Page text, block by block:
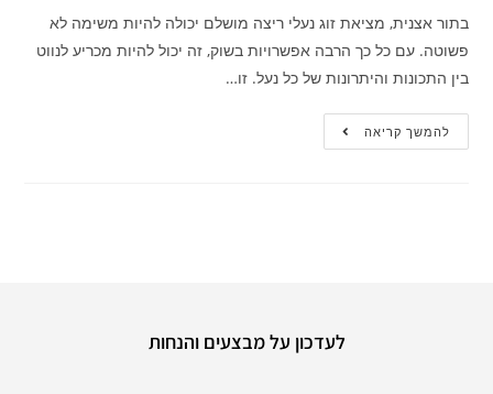
בתור אצנית, מציאת זוג נעלי ריצה מושלם יכולה להיות משימה לא
פשוטה. עם כל כך הרבה אפשרויות בשוק, זה יכול להיות מכריע לנווט
בין התכונות והיתרונות של כל נעל. זו…
להמשך קריאה
לעדכון על מבצעים והנחות